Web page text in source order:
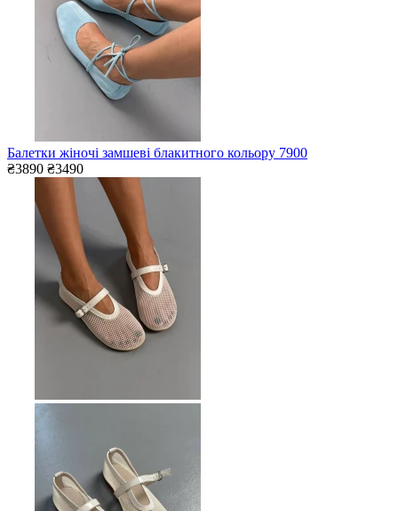
Балетки жіночі замшеві блакитного кольору 7900
₴3890 ₴3490